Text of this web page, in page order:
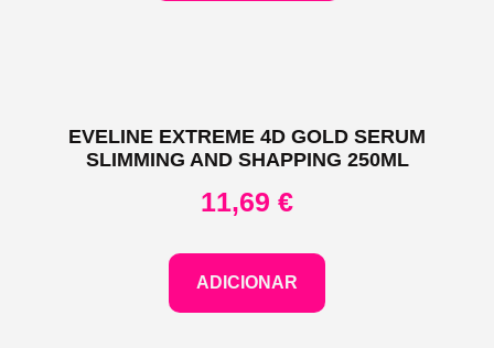
EVELINE EXTREME 4D GOLD SERUM
SLIMMING AND SHAPPING 250ML
11,69 €
ADICIONAR